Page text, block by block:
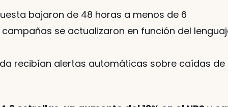
bajaron de 48 horas a menos de 6
se actualizaron en función del
recibían alertas automáticas sobre caídas